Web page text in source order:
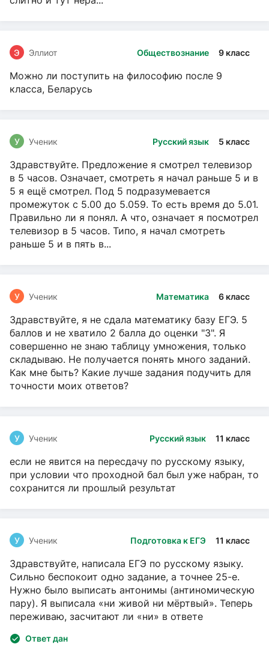
Обществознание 9 класс
Э Эллиот
Можно ли поступить на философию после 9
класса, Беларусь
Русский язык 5 класс
У Ученик
Здравствуйте. Предложение я смотрел телевизор
в 5 часов. Означает, смотреть я начал раньше 5 и в
5 я ещё смотрел. Под 5 подразумевается
промежуток с 5.00 до 5.059. То есть время до 5.01.
Правильно ли я понял. А что, означает я посмотрел
телевизор в 5 часов. Типо, я начал смотреть
раньше 5 и в пять в...
Математика 6 класс
У Ученик
Здравствуйте, я не сдала математику базу ЕГЭ. 5
баллов и не хватило 2 балла до оценки "3". Я
совершенно не знаю таблицу умножения, только
складываю. Не получается понять много заданий.
Как мне быть? Какие лучше задания подучить для
точности моих ответов?
Русский язык 11 класс
У Ученик
если не явится на пересдачу по русскому языку,
при условии что проходной бал был уже набран, то
сохранится ли прошлый результат
Подготовка к ЕГЭ 11 класс
У Ученик
Здравствуйте, написала ЕГЭ по русскому языку.
Сильно беспокоит одно задание, а точнее 25-е.
Нужно было выписать антонимы (антиномическую
пару). Я выписала «ни живой ни мёртвый». Теперь
переживаю, засчитают ли «ни» в ответе
Ответ дан